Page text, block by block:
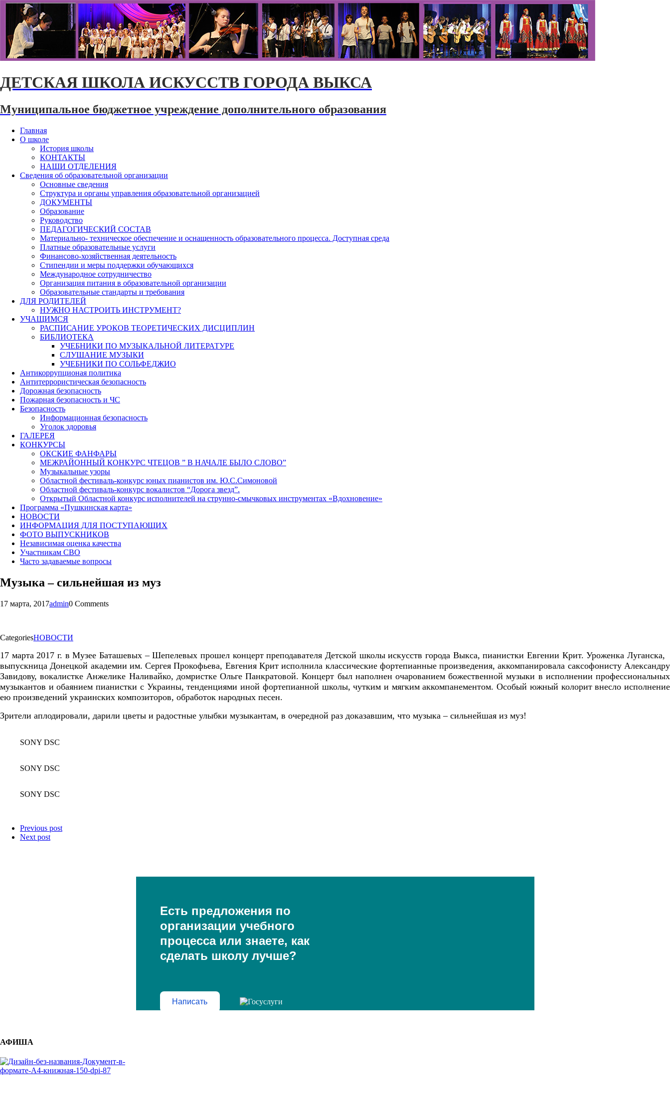
ДЕТСКАЯ ШКОЛА ИСКУССТВ ГОРОДА ВЫКСА
Муниципальное бюджетное учреждение дополнительного образования
Главная
О школе
История школы
КОНТАКТЫ
НАШИ ОТДЕЛЕНИЯ
Сведения об образовательной организации
Основные сведения
Структура и органы управления образовательной организацией
ДОКУМЕНТЫ
Образование
Руководство
ПЕДАГОГИЧЕСКИЙ СОСТАВ
Материально- техническое обеспечение и оснащенность образовательного процесса. Доступная среда
Платные образовательные услуги
Финансово-хозяйственная деятельность
Стипендии и меры поддержки обучающихся
Международное сотрудничество
Организация питания в образовательной организации
Образовательные стандарты и требования
ДЛЯ РОДИТЕЛЕЙ
НУЖНО НАСТРОИТЬ ИНСТРУМЕНТ?
УЧАЩИМСЯ
РАСПИСАНИЕ УРОКОВ ТЕОРЕТИЧЕСКИХ ДИСЦИПЛИН
БИБЛИОТЕКА
УЧЕБНИКИ ПО МУЗЫКАЛЬНОЙ ЛИТЕРАТУРЕ
СЛУШАНИЕ МУЗЫКИ
УЧЕБНИКИ ПО СОЛЬФЕДЖИО
Антикоррупционая политика
Антитеррористическая безопасность
Дорожная безопасность
Пожарная безопасность и ЧС
Безопасность
Информационная безопасность
Уголок здоровья
ГАЛЕРЕЯ
КОНКУРСЫ
ОКСКИЕ ФАНФАРЫ
МЕЖРАЙОННЫЙ КОНКУРС ЧТЕЦОВ ” В НАЧАЛЕ БЫЛО СЛОВО”
Музыкальные узоры
Областной фестиваль-конкурс юных пианистов им. Ю.С.Симоновой
Областной фестиваль-конкурс вокалистов “Дорога звезд”.
Открытый Областной конкурс исполнителей на струнно-смычковых инструментах «Вдохновение»
Программа «Пушкинская карта»
НОВОСТИ
ИНФОРМАЦИЯ ДЛЯ ПОСТУПАЮЩИХ
ФОТО ВЫПУСКНИКОВ
Независимая оценка качества
Участникам СВО
Часто задаваемые вопросы
Музыка – сильнейшая из муз
17 марта, 2017admin0 Comments
CategoriesНОВОСТИ
17 марта 2017 г. в Музее Баташевых – Шепелевых прошел концерт преподавателя Детской школы искусств города Выкса, пианистки Евгении Крит. Уроженка Луганска,
выпускница Донецкой академии им. Сергея Прокофьева, Евгения Крит исполнила классические фортепианные произведения, аккомпанировала саксофонисту Александру
Завидову, вокалистке Анжелике Наливайко, домристке Ольге Панкратовой. Концерт был наполнен очарованием божественной музыки в исполнении профессиональных
музыкантов и обаянием пианистки с Украины, тенденциями иной фортепианной школы, чутким и мягким аккомпанементом. Особый южный колорит внесло исполнение
ею произведений украинских композиторов, обработок народных песен.
Зрители аплодировали, дарили цветы и радостные улыбки музыкантам, в очередной раз доказавшим, что музыка – сильнейшая из муз!
SONY DSC
SONY DSC
SONY DSC
Previous post
Next post
Есть предложения по
организации учебного
процесса или знаете, как
сделать школу лучше?
Написать
АФИША